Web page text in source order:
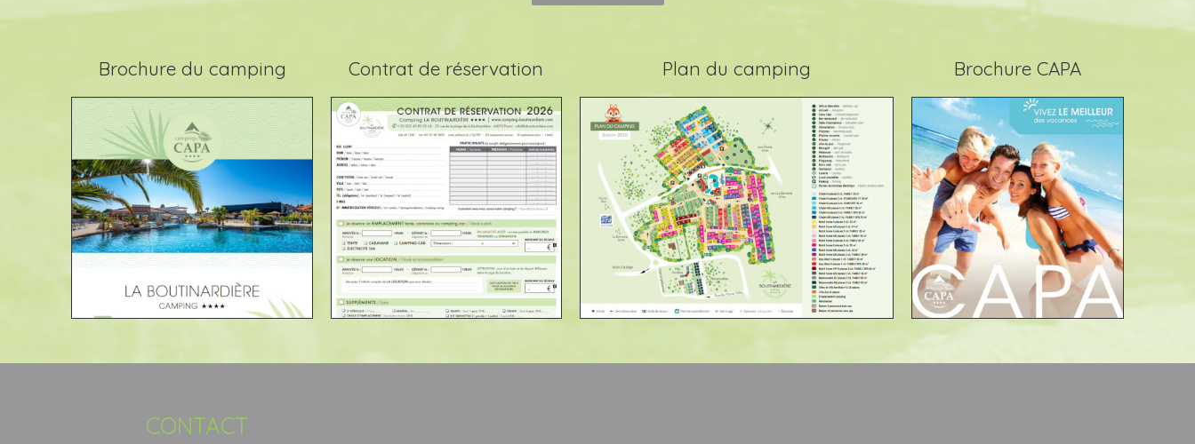
Brochure du camping Contrat de réservation Plan du camping Brochure CAPA
CONTACT